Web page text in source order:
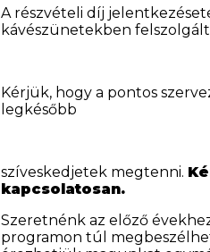
A részvételi díj
kávészünetekben felszolgált
Kérjük, hogy a pontos
legkésőbb
szíveskedjetek megtenni.
kapcsolatosan.
Szeretnénk az előző
programon túl